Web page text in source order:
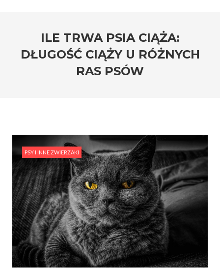
ILE TRWA PSIA CIĄŻA:
DŁUGOŚĆ CIĄŻY U RÓŻNYCH
RAS PSÓW
PSY I INNE ZWIERZAKI